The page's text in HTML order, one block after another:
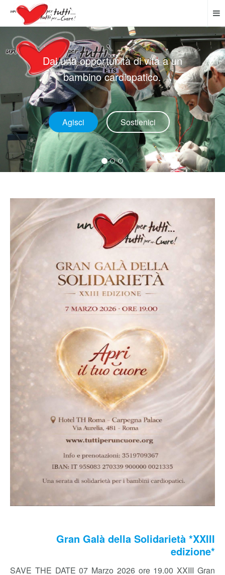
Ogni bambino del mondo ha diritto
alla salute e a una buona aspettativa
di vita.
Agisci Sostienici
Gran Galà della Solidarietà *XXIII
edizione*